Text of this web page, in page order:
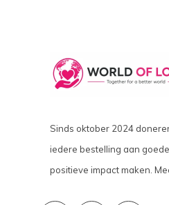
Sinds oktober 2024
iedere bestelling aan
positieve impact maken.